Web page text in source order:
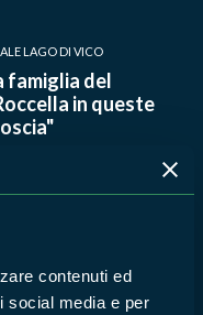
contenuti ed
social media e per
LAGO DI VICO
famiglia del
in queste
LAGO DI VICO